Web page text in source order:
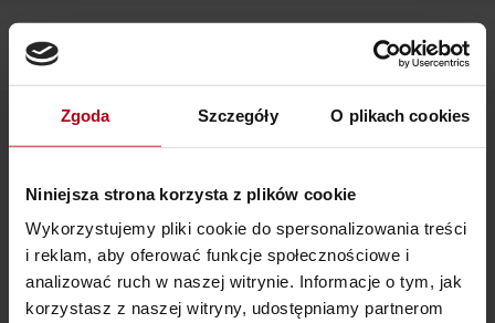
Zgoda Szczegóły O plikach cookies
Niniejsza strona korzysta z plików cookie
Wykorzystujemy pliki cookie do spersonalizowania treści
i reklam, aby oferować funkcje społecznościowe i
analizować ruch w naszej witrynie. Informacje o tym, jak
korzystasz z naszej witryny, udostępniamy partnerom
Przejdź
treści
Tomasz Szwecki
Nie udało się znaleźć tego, czego szukasz. Być może
Szukaj